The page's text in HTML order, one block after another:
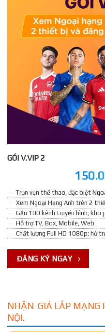
GÓI V.VIP 2
Trọn vẹn thể thao, đặc biệt
Xem Ngoại Hạng Anh trên 2
Gần 100 kênh truyền hình, kho
Hỗ trợ TV, Box, Mobile, Web
Chất lượng Full HD 1080p; hỗ
ĐĂNG KÝ NGAY
NHẬN GIÁ LẮP MẠNG
NỘI.